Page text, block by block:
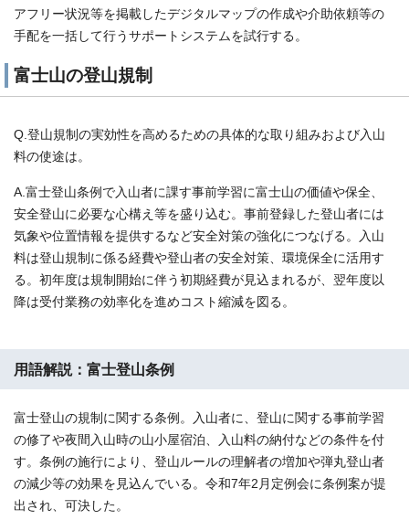
アフリー状況等を掲載したデジタルマップの作成や介助依頼等の
手配を一括して行うサポートシステムを試行する。
富士山の登山規制
Q.登山規制の実効性を高めるための具体的な取り組みおよび入山
料の使途は。
A.富士登山条例で入山者に課す事前学習に富士山の価値や保全、
安全登山に必要な心構え等を盛り込む。事前登録した登山者には
気象や位置情報を提供するなど安全対策の強化につなげる。入山
料は登山規制に係る経費や登山者の安全対策、環境保全に活用す
る。初年度は規制開始に伴う初期経費が見込まれるが、翌年度以
降は受付業務の効率化を進めコスト縮減を図る。
用語解説：富士登山条例
富士登山の規制に関する条例。入山者に、登山に関する事前学習
の修了や夜間入山時の山小屋宿泊、入山料の納付などの条件を付
す。条例の施行により、登山ルールの理解者の増加や弾丸登山者
の減少等の効果を見込んでいる。令和7年2月定例会に条例案が提
出され、可決した。